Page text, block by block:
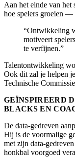
Aan het einde van het
hoe spelers groeien —
“Ontwikkeling
motiveert
te verfijnen.”
Talentontwikkeling
Ook dit zal je helpen
Technische
GEÏNSPIREERD
BLACKS EN
De data-gedreven
Hij is de voormalige
met zijn data-
honkbal voorgoed